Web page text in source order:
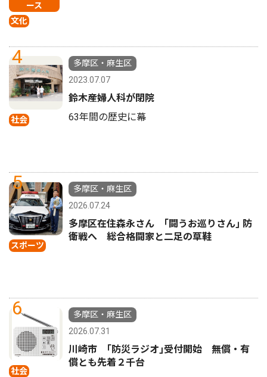
ース
文化
4
社会
多摩区・麻生区
2023.07.07
鈴木産婦人科が閉院
63年間の歴史に幕
5
スポーツ
多摩区・麻生区
2026.07.24
多摩区在住森永さん ｢闘うお巡りさん｣ 防
衛戦へ 総合格闘家と二足の草鞋
6
社会
多摩区・麻生区
2026.07.31
川崎市 ｢防災ラジオ｣受付開始 無償・有
償とも先着２千台